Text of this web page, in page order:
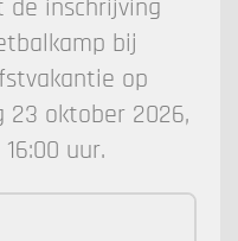
de inschrijving
bij
op
23 oktober 2026,
uur.